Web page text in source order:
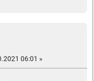
06:01 »